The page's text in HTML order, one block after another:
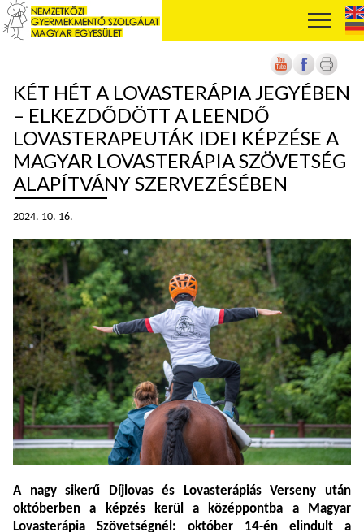
KÉT HÉT A LOVASTERÁPIA JEGYÉBEN
– ELKEZDŐDÖTT A LEENDŐ
LOVASTERAPEUTÁK IDEI KÉPZÉSE A
MAGYAR LOVASTERÁPIA SZÖVETSÉG
ALAPÍTVÁNY SZERVEZÉSÉBEN
2024. 10. 16.
A nagy sikerű Díjlovas és Lovasterápiás Verseny után
októberben a képzés kerül a középpontba a Magyar
Lovasterápia Szövetségnél: október 14-én elindult a